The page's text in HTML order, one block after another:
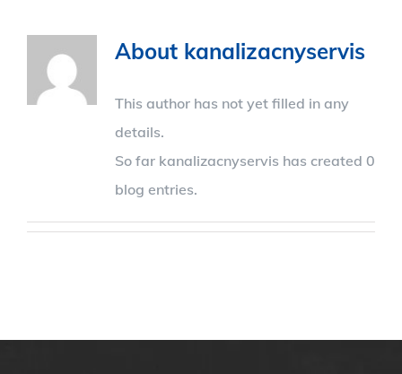
About kanalizacnyservis
This author has not yet filled in any
details.
So far kanalizacnyservis has created 0
blog entries.